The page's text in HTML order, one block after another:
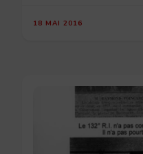
18 MAI 2016